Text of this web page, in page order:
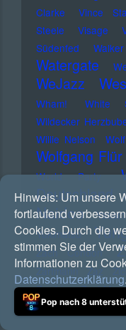
Clarke
Vince
Steele
Visage
Südenfed
Watergate
WeJazz
Wham!
White
Wildecker
Willie Nelson
Wolfgang Flür
World Party
Deutschland
Naidoo
Yassin
Yukimatsu
Zach Condon
Zartmann
Zaz
Zombies Zoot
Hinweis: Um unsere
fortlaufend
Cookies. Durch die
stimmen Sie der
Informationen zu
Datenschutzerklärung.
Pop nach 8